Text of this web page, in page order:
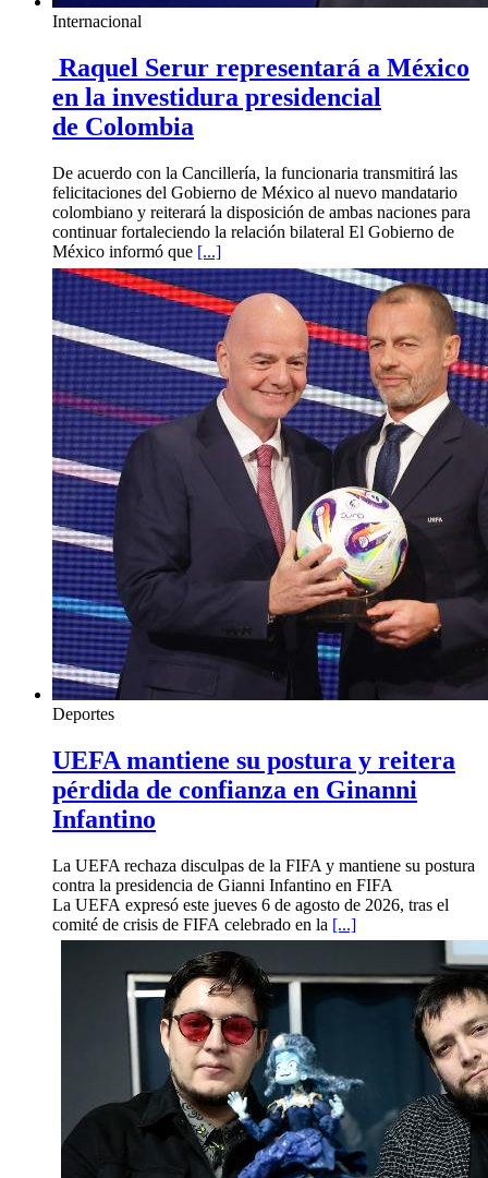
Internacional
Raquel Serur representará a México
en la investidura presidencial
de Colombia
De acuerdo con la Cancillería, la funcionaria transmitirá las
felicitaciones del Gobierno de México al nuevo mandatario
colombiano y reiterará la disposición de ambas naciones para
continuar fortaleciendo la relación bilateral El Gobierno de
México informó que [...]
Deportes
UEFA mantiene su postura y reitera
pérdida de confianza en Ginanni
Infantino
La UEFA rechaza disculpas de la FIFA y mantiene su postura
contra la presidencia de Gianni Infantino en FIFA
La UEFA expresó este jueves 6 de agosto de 2026, tras el
comité de crisis de FIFA celebrado en la [...]